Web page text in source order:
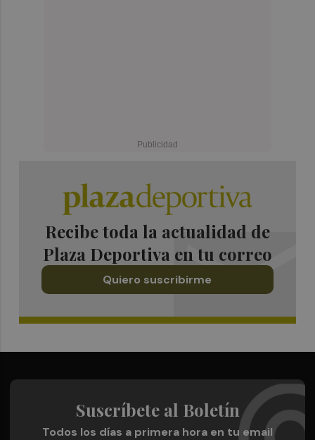
Recibe toda la actualidad de
Plaza Deportiva en tu correo
Quiero suscribirme
Suscríbete al Boletín
Todos los días a primera hora en tu email